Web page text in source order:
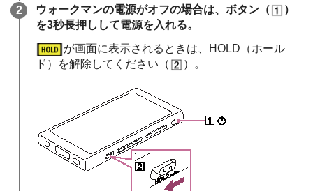
ウォークマンの電源がオフの場合は、ボタン（
）
を3秒長押しして電源を入れる。
が画面に表示されるときは、HOLD（ホール
ド）を解除してください（
）。